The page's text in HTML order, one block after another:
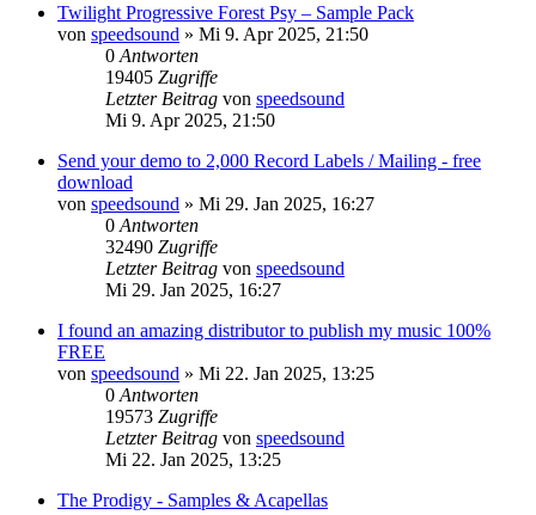
Twilight Progressive Forest Psy – Sample Pack
von speedsound » Mi 9. Apr 2025, 21:50
0 Antworten
19405 Zugriffe
Letzter Beitrag von speedsound
Mi 9. Apr 2025, 21:50
Send your demo to 2,000 Record Labels / Mailing - free
download
von speedsound » Mi 29. Jan 2025, 16:27
0 Antworten
32490 Zugriffe
Letzter Beitrag von speedsound
Mi 29. Jan 2025, 16:27
I found an amazing distributor to publish my music 100%
FREE
von speedsound » Mi 22. Jan 2025, 13:25
0 Antworten
19573 Zugriffe
Letzter Beitrag von speedsound
Mi 22. Jan 2025, 13:25
The Prodigy - Samples & Acapellas